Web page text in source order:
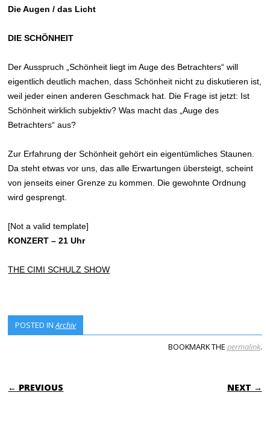
Die Augen / das Licht
DIE SCHÖNHEIT
Der Ausspruch „Schönheit liegt im Auge des Betrachters“ will
eigentlich deutlich machen, dass Schönheit nicht zu diskutieren ist,
weil jeder einen anderen Geschmack hat. Die Frage ist jetzt: Ist
Schönheit wirklich subjektiv? Was macht das „Auge des
Betrachters“ aus?
Zur Erfahrung der Schönheit gehört ein eigentümliches Staunen.
Da steht etwas vor uns, das alle Erwartungen übersteigt, scheint
von jenseits einer Grenze zu kommen. Die gewohnte Ordnung
wird gesprengt.
[Not a valid template]
KONZERT – 21 Uhr
THE CIMI SCHULZ SHOW
POSTED INArchiv
BOOKMARK THE permalink.
POST NAVIGATION
← PREVIOUS NEXT →